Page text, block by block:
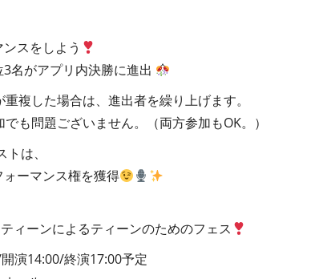
スをしよう
名がアプリ内決勝に進出
複した場合は、進出者を繰り上げます。
も問題ございません。（両方参加もOK。）
は、
ーマンス権を獲得
ィーンによるティーンのためのフェス
演14:00/終演17:00予定